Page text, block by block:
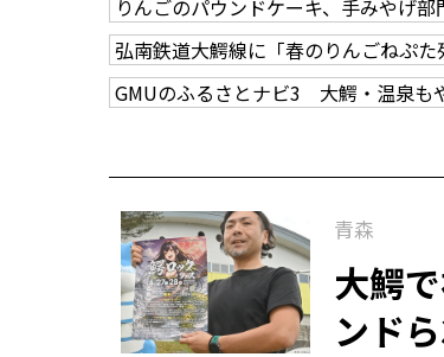
りんごのパウンドケーキ、手みやげ部
弘南鉄道大鰐線に「春のりんごねぷた
GMUのふるさとナビ3 大鰐・温泉も
青森
大鰐
ンド